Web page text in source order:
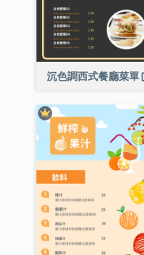
沉色調西式餐廳菜單